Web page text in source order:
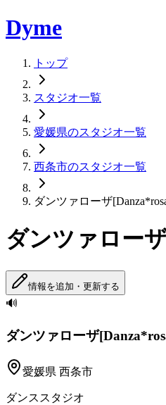
Dyme
トップ
スタジオ一覧
愛媛県のスタジオ一覧
西条市のスタジオ一覧
ダンツァローザ
ダンツァロー
情報を追加・更新する
🔊
ダンツァローザ
愛媛県 西条市
ダンススタジオ